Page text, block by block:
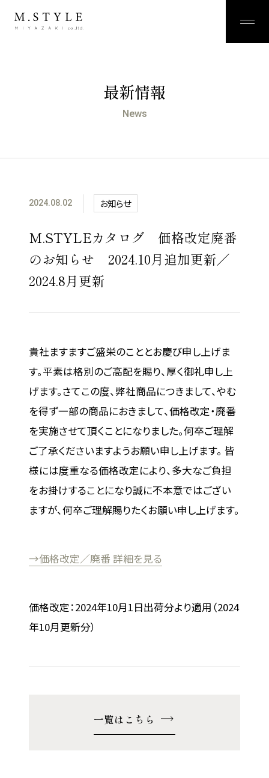
最新情報
News
2024.08.02 お知らせ
M.STYLEカタログ 価格改定廃番
のお知らせ 2024.10月追加更新／
2024.8月更新
貴社ますますご盛栄のこととお慶び申し上げま
す。平素は格別のご高配を賜り、厚く御礼申し上
げます。さてこの度、弊社商品につきまして、やむ
を得ず一部の商品におきまして、価格改定・廃番
を実施させて頂くことになりました。何卒ご理解
ご了承くださいますようお願い申し上げます。 皆
様には度重なる価格改定により、多大なご負担
をお掛けすることになり誠に不本意ではござい
ますが、何卒ご理解賜りたくお願い申し上げます。
→価格改定／廃番 詳細を見る
価格改定：2024年10月1日出荷分より適用（2024
年10月更新分）
一覧はこちら